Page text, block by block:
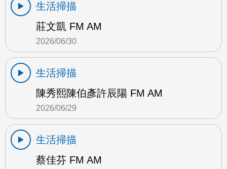
生活掃描
莊文凱 FM AM
2026/06/30
生活掃描
陳秀熙陳伯彥許辰陽 FM AM
2026/06/29
生活掃描
蔡佳芬 FM AM